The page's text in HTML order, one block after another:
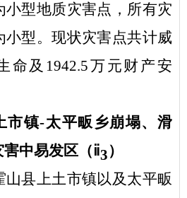
小型地质灾害点，所有灾
小型。现状灾害点共计威
命及1942.5万元财产安
市镇-太平畈乡崩塌、滑
中易发区（ⅱ3）
山县上土市镇以及太平畈